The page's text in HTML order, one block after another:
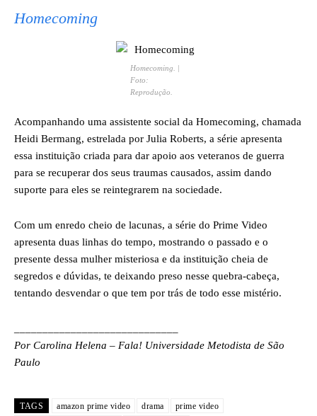
Homecoming
Homecoming . |
Foto:
Reprodução.
Acompanhando uma assistente social da Homecoming, chamada
Heidi Bermang, estrelada por Julia Roberts, a série apresenta
essa instituição criada para dar apoio aos veteranos de guerra
para se recuperar dos seus traumas causados, assim dando
suporte para eles se reintegrarem na sociedade.
Com um enredo cheio de lacunas, a série do Prime Video
apresenta duas linhas do tempo, mostrando o passado e o
presente dessa mulher misteriosa e da instituição cheia de
segredos e dúvidas, te deixando preso nesse quebra-cabeça,
tentando desvendar o que tem por trás de todo esse mistério.
Por Carolina Helena – Fala! Universidade Metodista de São
Paulo
TAGS amazon prime video drama
prime video